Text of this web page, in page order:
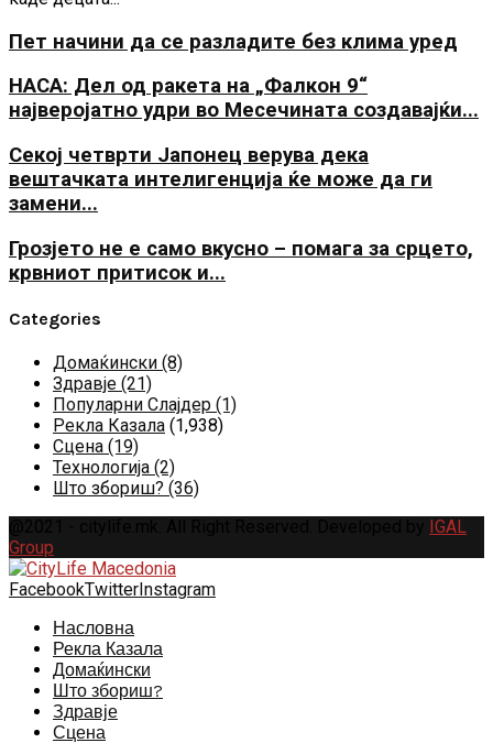
Пет начини да се разладите без клима уред
НАСА: Дел од ракета на „Фалкон 9“
најверојатно удри во Месечината создавајќи...
Секој четврти Јапонец верува дека
вештачката интелигенција ќе може да ги
замени...
Грозјето не е само вкусно – помага за срцето,
крвниот притисок и...
Categories
Домаќински (8)
Здравје (21)
Популарни Слајдер (1)
Рекла Казала (1,938)
Сцена (19)
Технологија (2)
Што збориш? (36)
IGAL
Group
FacebookTwitter Instagram
Насловна
Рекла Казала
Домаќински
Што збориш?
Здравје
Сцена